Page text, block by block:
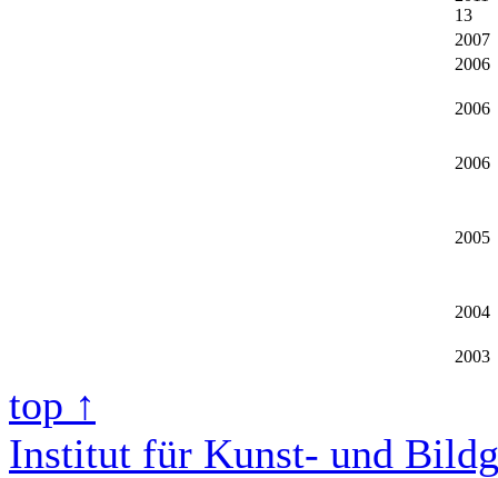
13
2007
2006
2006
2006
2005
2004
2003
top ↑
Institut für Kunst- und